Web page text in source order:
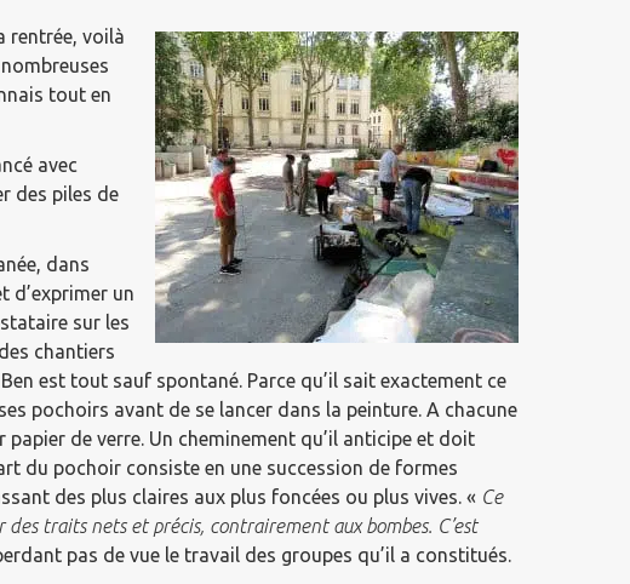
rentrée, voilà
tout en
avec
des piles de
dans
d’exprimer un
sur les
chantiers
est tout sauf spontané. Parce qu’il sait exactement ce
pochoirs avant de se lancer dans la peinture. A chacune
de verre. Un cheminement qu’il anticipe et doit
du pochoir consiste en une succession de formes
des plus claires aux plus foncées ou plus vives. « Ce
des traits nets et précis, contrairement aux bombes. C’est
pas de vue le travail des groupes qu’il a constitués.